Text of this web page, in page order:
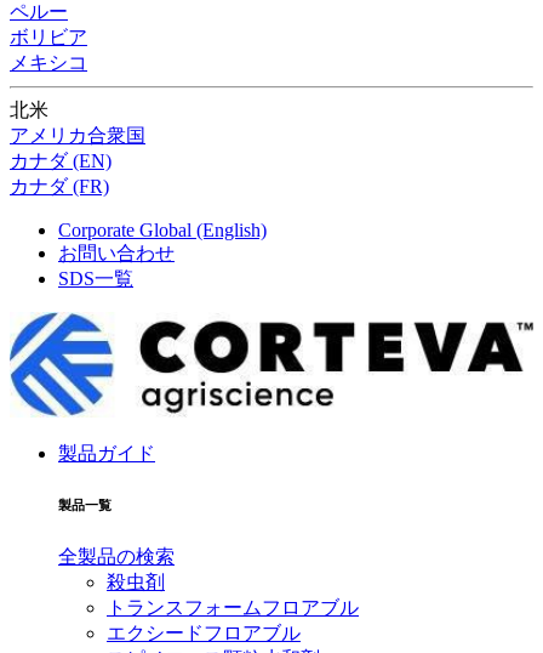
ペルー
ボリビア
メキシコ
北米
アメリカ合衆国
カナダ (EN)
カナダ (FR)
Corporate Global (English)
お問い合わせ
SDS一覧
製品ガイド
製品一覧
全製品の検索
殺虫剤
トランスフォームフロアブル
エクシードフロアブル